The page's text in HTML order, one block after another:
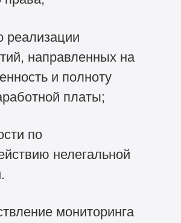
реализации
направленных на
и полноту
платы;
по
нелегальной
мониторинга